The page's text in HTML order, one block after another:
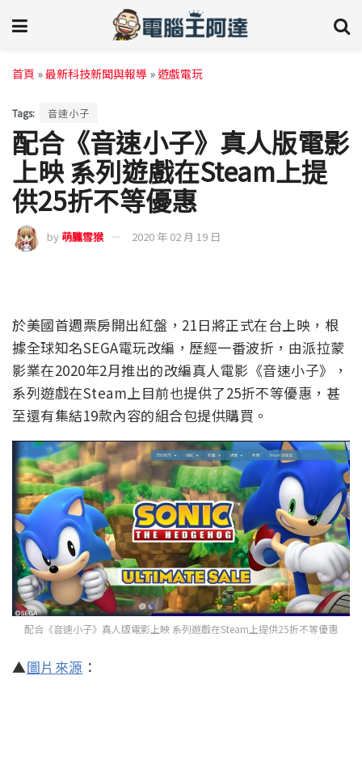
首頁 »最新科技新聞與報導 »遊戲電玩
Tags: 音速小子
配合《音速小子》真人版電影
上映 系列遊戲在Steam上提
供25折不等優惠
by 萌朧雪猴 2020 年 02 月 19 日
於美國首週票房開出紅盤，21日將正式在台上映，根
據全球知名SEGA電玩改編，歷經一番波折，由派拉蒙
影業在2020年2月推出的改編真人電影《音速小子》，
系列遊戲在Steam上目前也提供了25折不等優惠，甚
至還有集結19款內容的組合包提供購買。
配合《音速小子》真人版電影上映 系列遊戲在Steam上提供25折不等優惠
▲圖片來源 ：